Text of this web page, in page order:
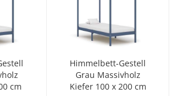
cm
Himmelbett-Gestell
Grau Massivholz
Kiefer 100 x 200 cm